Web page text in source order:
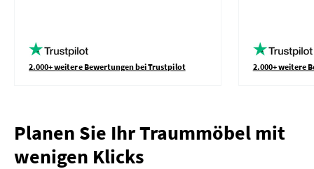
2.000+ weitere Bewertungen bei Trustpilot 2.000+ weitere
Planen Sie Ihr Traummöbel mit
wenigen Klicks